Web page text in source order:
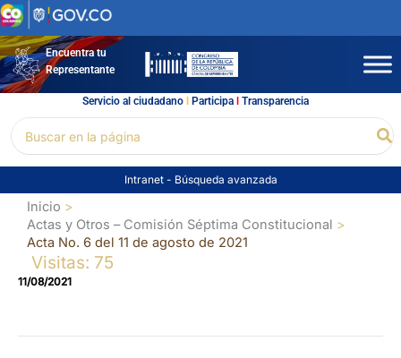
Ir
al
contenidoEncuentra tu
Representante
Servicio al ciudadano l Participal Transparencia
por:
Intranet - Búsqueda avanzada
Inicio
Actas y Otros – Comisión Séptima Constitucional
Acta No. 6 del 11 de agosto de 2021
Visitas: 75
11/08/2021